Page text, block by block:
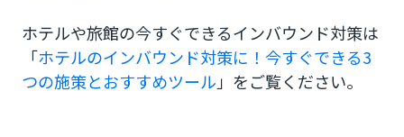
ホテルや旅館の今すぐできるインバウンド対策は
「ホテルのインバウンド対策に！今すぐできる3
つの施策とおすすめツール 」をご覧ください。